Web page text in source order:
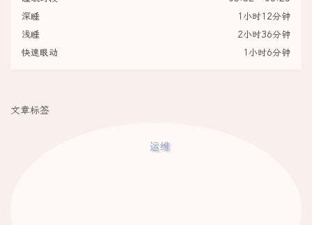
深睡
1小时12分钟
浅睡
2小时36分钟
快速眼动
1小时6分钟
文章标签
运维